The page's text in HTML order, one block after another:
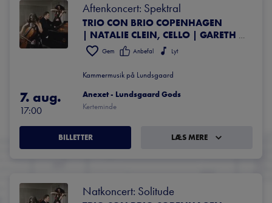
Aftenkoncert: Spektral
TRIO CON BRIO COPENHAGEN
| NATALIE CLEIN, CELLO | GARETH LUBBE, OVERTONESANG | SIMPLY QUARTET | DAVID KADOUCH, KLAVER
Gem Anbefal Lyt
Kammermusik på Lundsgaard
7. aug.
17:00
Anexet - Lundsgaard Gods
Kerteminde
BILLETTER LÆS MERE
Natkoncert: Solitude